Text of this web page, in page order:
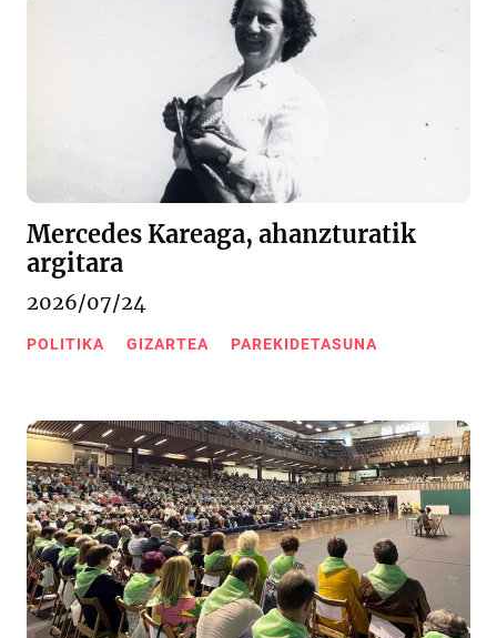
Mercedes Kareaga, ahanzturatik
argitara
2026/07/24
POLITIKA GIZARTEA PAREKIDETASUNA